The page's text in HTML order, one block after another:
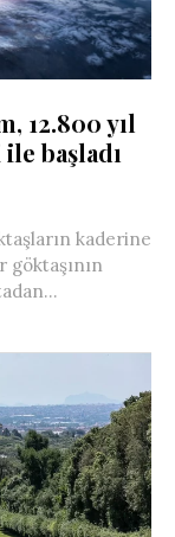
12.800 yıl
başladı
kaderine
göktaşının